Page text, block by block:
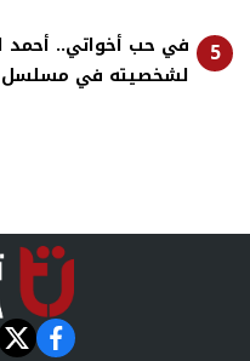
5
في حب أخواتي.. أحمد
لشخصيته في مسلسل